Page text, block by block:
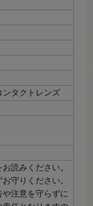
ンタクトレンズ
読みください。
守りください。
注意を守らずに